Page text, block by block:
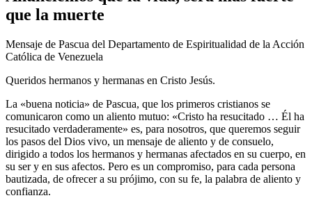
que la muerte
Mensaje de Pascua del Departamento de Espiritualidad de la Acción
Católica de Venezuela
Queridos hermanos y hermanas en Cristo Jesús.
La «buena noticia» de Pascua, que los primeros cristianos se
comunicaron como un aliento mutuo: «Cristo ha resucitado … Él ha
resucitado verdaderamente» es, para nosotros, que queremos seguir
los pasos del Dios vivo, un mensaje de aliento y de consuelo,
dirigido a todos los hermanos y hermanas afectados en su cuerpo, en
su ser y en sus afectos. Pero es un compromiso, para cada persona
bautizada, de ofrecer a su prójimo, con su fe, la palabra de aliento y
confianza.